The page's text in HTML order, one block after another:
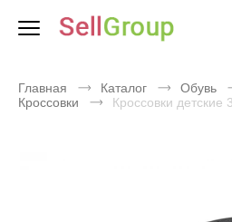
Главная Каталог Обувь
Кроссовки
Кроссовки детские